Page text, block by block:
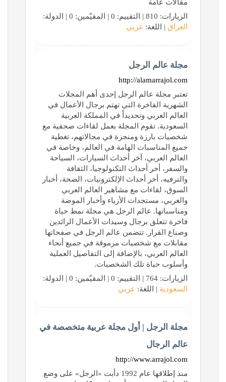
مقالات عامة
الزيارات: 810 | التقييم: 0 | المقيّمين: 0 | الدولة:
العراق | اللغة: عربي
مجلة عالم الرجل
http://alamarrajol.com
تعتبر مجلة عالم الرجل إحدى أهم المجلات
الشهرية الفاخرة التي تهتم برجال الأعمال في
العالم العربي وتحديداً في المملكة العربية
السعودية. تقوم المجلة بعمل لقاءات صحفية مع
شخصيات بارزة ومنجزة في مجالاتهم، تغطية
جميع المناسبات الهامة في العالم، وخاصة في
العالم العربي، آخر أحداث السيارات، السياحة
والسفر، أخر أحداث التكنولوجيا، الثقافة
والترفيه، أخر أحداث الإلكترونيات، الصحة، أخبار
السوق، لقاءات مع مشاهير العالم العربي
والغربي، مستجدات الأزياء وأخبار الموضة
ومناسباتها. عالم الرجل هي مجلة نمط حياة
فاخرة تتعلق برجال وسيدات الأعمال الرائدين
وصناع القرار. تتضمن عالم الرجل في صفحاتها
مقابلات مع شخصيات مرموقة في جميع أنحاء
العالم العربي، بالإضافة إلى التفاصيل العملية
وأسلوب حياة تلك الشخصيات.
الزيارات: 764 | التقييم: 0 | المقيّمين: 0 | الدولة:
السعودية | اللغة: عربي
مجلة الرجل | أول مجلة عربية متخصصة في
عالم الرجال
http://www.arrajol.com
منذ إطلاقها عام 1992 دأبت «الرجل» على وضع